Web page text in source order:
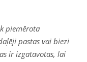
piemērota
pastas vai biezi
ir izgatavotas, lai